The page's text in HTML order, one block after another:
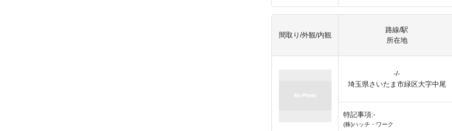
間取り/外観/内観
路線/駅
所在地
-/-
埼玉県さいたま市緑区大字中尾
特記事項:-
(株)ハッチ・ワーク